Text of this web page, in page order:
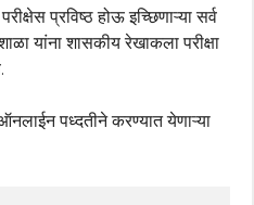
प्रविष्ठ होऊ इच्छिणाऱ्या सर्व
यांना शासकीय रेखाकला परीक्षा
पध्दतीने करण्यात येणाऱ्या